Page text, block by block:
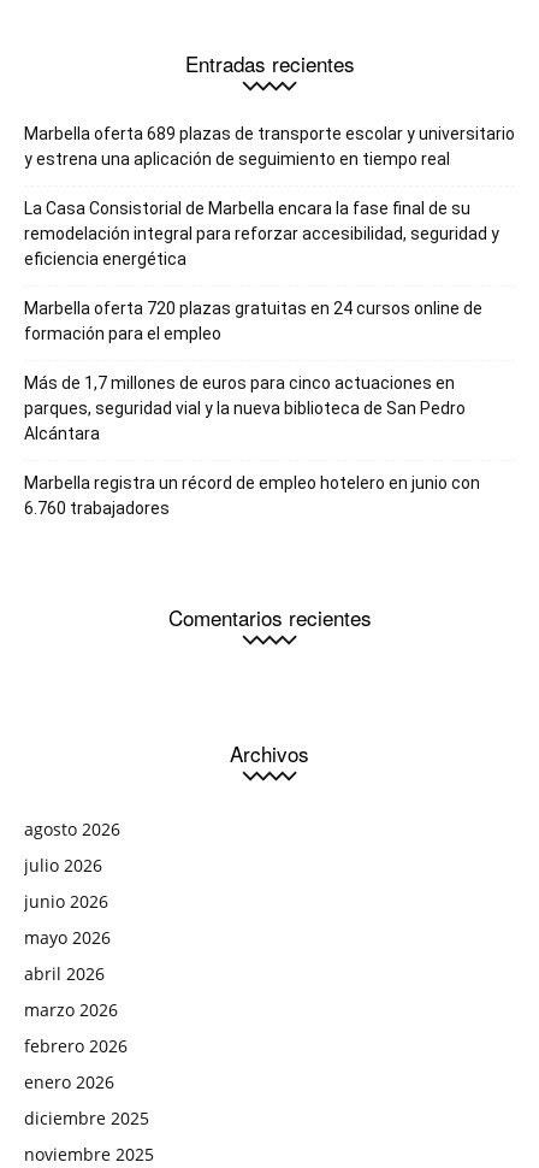
Entradas recientes
Marbella oferta 689 plazas de transporte escolar y universitario
y estrena una aplicación de seguimiento en tiempo real
La Casa Consistorial de Marbella encara la fase final de su
remodelación integral para reforzar accesibilidad, seguridad y
eficiencia energética
Marbella oferta 720 plazas gratuitas en 24 cursos online de
formación para el empleo
Más de 1,7 millones de euros para cinco actuaciones en
parques, seguridad vial y la nueva biblioteca de San Pedro
Alcántara
Marbella registra un récord de empleo hotelero en junio con
6.760 trabajadores
Comentarios recientes
Archivos
agosto 2026
julio 2026
junio 2026
mayo 2026
abril 2026
marzo 2026
febrero 2026
enero 2026
diciembre 2025
noviembre 2025